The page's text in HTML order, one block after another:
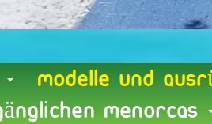
Modelle und
Menorcas